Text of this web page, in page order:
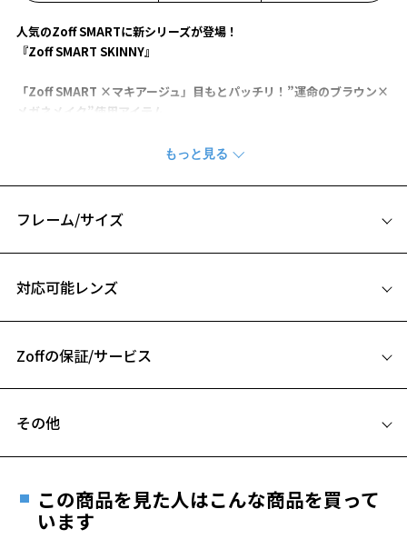
人気のZoff SMARTに新シリーズが登場！
『Zoff SMART SKINNY』
「Zoff SMART ×マキアージュ」目もとパッチリ！”運命のブラウン×
メガネメイク”使用アイテム
ルパーツが顔回りを明るく見せます。
フロントは正面見えが細く、横から見るとレンズの厚みをしっかりカ
バーしてくれる仕様。
テンプルは従来よりも細さを追求しました。モダンは高級感のある革
レンズの厚みが気になる方やお顔の小さい方にもオススメの小ぶりな
す。
【スタイリングポイント】
カジュアルスタイルはもちろんキレイめコーデにも違和感なく着用い
※柄や色味の出方に個体差があり、画像と異なる場合がございます。
Zoff SMART (ゾフ・スマート) ページをみる
フレーム/サイズ
B ブリッジ(鼻部分)の横幅：19mm
対応可能レンズ
フレームとレンズの合計料金を知りたい方へ
Zoffの保証/サービス
安心1 フレーム１年間品質保証
その他
ご希望のお客さまは、「レンズ交換券」をお選びのうえ、
最寄りのZoff実店舗にてレンズをお買い求めください。
※サングラスやパッケージ品では「レンズ交換券」はお選び
この商品を見た人はこんな商品を買って
います